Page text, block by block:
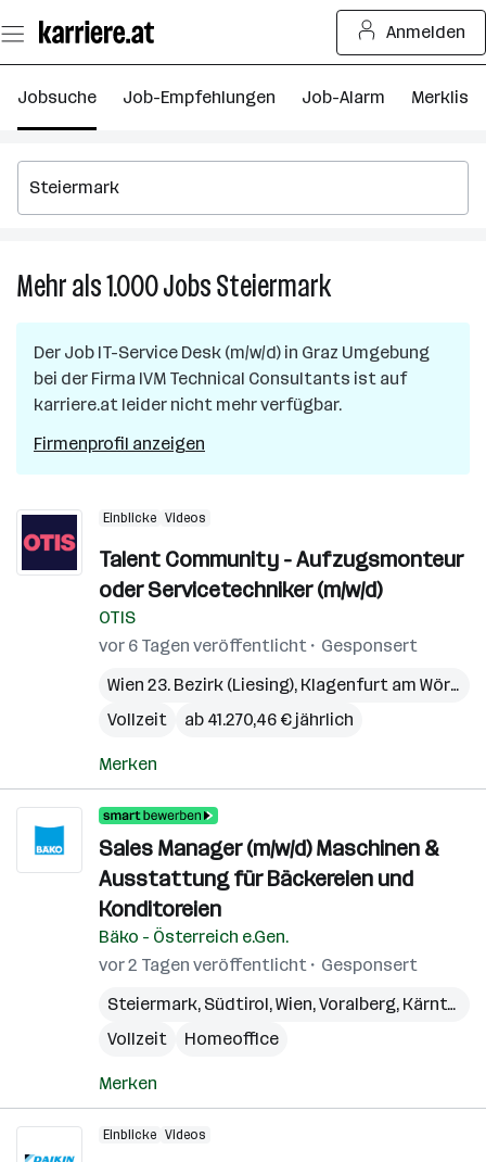
Seiteninhalt
springen
Anmelden
Jobsuche Job-Empfehlungen Job-Alarm Merkliste
Mehr als 1.000JobsSteiermarkMehr
Jobs
in
Steiermark
Der Job IT-Service Desk (m/w/d) in Graz Umgebung
bei der Firma IVM Technical Consultants ist auf
karriere.at leider nicht mehr verfügbar.
Firmenprofil anzeigen
Einblicke Videos
Talent Community - Aufzugsmonteur
oder Servicetechniker (m/w/d)
OTIS
vor 6 Tagen veröffentlicht
Gesponsert
Wien 23. Bezirk (Liesing), Klagenfurt am Wörthersee
Vollzeit
ab 41.270,46 € jährlich
Merken
Sales Manager (m/w/d) Maschinen &
Ausstattung für Bäckereien und
Konditoreien
Bäko - Österreich e.Gen.
vor 2 Tagen veröffentlicht
Gesponsert
Steiermark, Südtirol,Wien,Voralberg, Kärnten
Vollzeit
Homeoffice
Merken
Einblicke Videos